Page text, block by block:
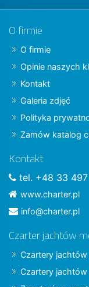
O firmie
O firmie
Opinie naszych
Kontakt
Galeria zdjęć
Polityka
Zamów katalog
Kontakt
tel. +48 33 497
www.charter.pl
info@charter.pl
Czarter jachtów
Czartery
Czartery